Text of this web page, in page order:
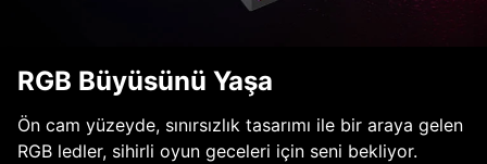
RGB Büyüsünü Yaşa
Ön cam yüzeyde, sınırsızlık tasarımı ile bir araya gelen
RGB ledler, sihirli oyun geceleri için seni bekliyor.